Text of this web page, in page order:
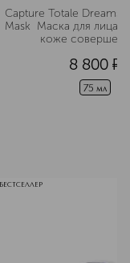
Capture Totale
Mask  Маска для лица,
коже
8 800 ¤
75 мл
БЕСТСЕЛЛЕР